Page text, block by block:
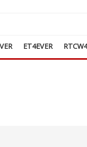
ET4EVER